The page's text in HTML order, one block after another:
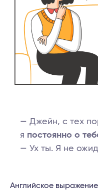
— Джейн, с тех
я постоянно о
— Ух ты. Я не
Английское